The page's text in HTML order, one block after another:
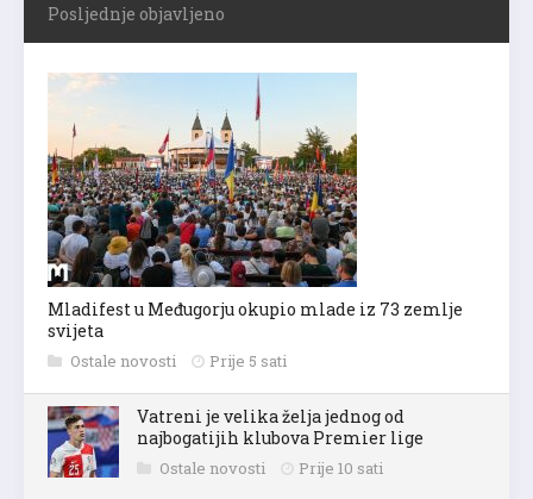
Posljednje objavljeno
Mladifest u Međugorju okupio mlade iz 73 zemlje
svijeta
Ostale novosti Prije 5 sati
Vatreni je velika želja jednog od
najbogatijih klubova Premier lige
Ostale novosti Prije 10 sati